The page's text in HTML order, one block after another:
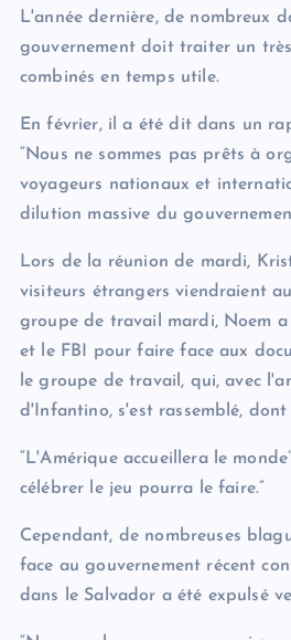
L'année dernière, de nombreux
gouvernement doit traiter un
combinés en temps utile.
En février, il a été dit dans un
“Nous ne sommes pas prêts à
voyageurs nationaux et
dilution massive du
Lors de la réunion de mardi,
visiteurs étrangers viendraient
groupe de travail mardi, Noem
et le FBI pour faire face aux
le groupe de travail, qui, avec
d'Infantino, s'est rassemblé,
“L'Amérique accueillera le
célébrer le jeu pourra le faire.”
Cependant, de nombreuses
face au gouvernement récent
dans le Salvador a été expulsé